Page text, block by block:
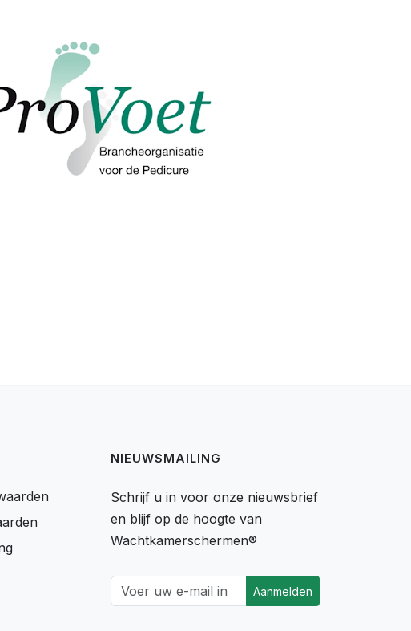
NIEUWSMAILING
Schrijf u in voor onze nieuwsbrief
en blijf op de hoogte van
Wachtkamerschermen®
Aanmelden